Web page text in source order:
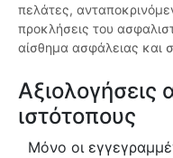
πελάτες,
προκλήσεις του
αίσθημα ασφάλειας και
ιστότοπους
Μόνο οι